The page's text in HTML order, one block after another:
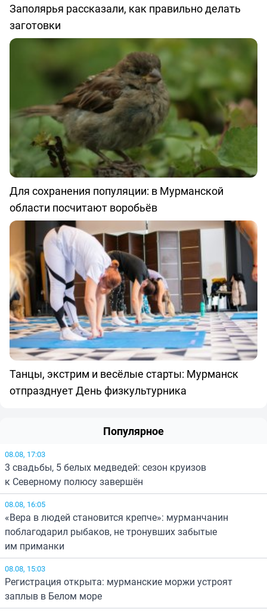
Заполярья рассказали, как правильно делать
заготовки
Для сохранения популяции: в Мурманской
области посчитают воробьёв
Танцы, экстрим и весёлые старты: Мурманск
отпразднует День физкультурника
Популярное
08.08, 17:03
3 свадьбы, 5 белых медведей: сезон круизов
к Северному полюсу завершён
08.08, 16:05
«Вера в людей становится крепче»: мурманчанин
поблагодарил рыбаков, не тронувших забытые
им приманки
08.08, 15:03
Регистрация открыта: мурманские моржи устроят
заплыв в Белом море